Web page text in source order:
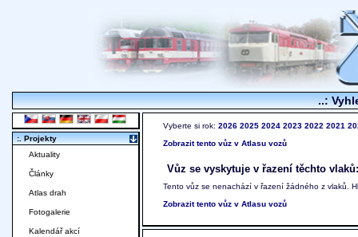
..:
Vyberte si rok: 2026 2025 2024 2023 2022 2021
Zobrazit tento vůz v Atlasu vozů
Vůz se vyskytuje v řazení těchto vlaků:
Tento vůz se nenachází v řazení žádného z vlaků.
Zobrazit tento vůz v Atlasu vozů
:. Projekty
Aktuality
Články
Atlas drah
Fotogalerie
Kalendář akcí